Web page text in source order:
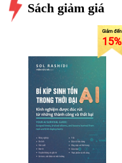
Sách giảm giá
15%